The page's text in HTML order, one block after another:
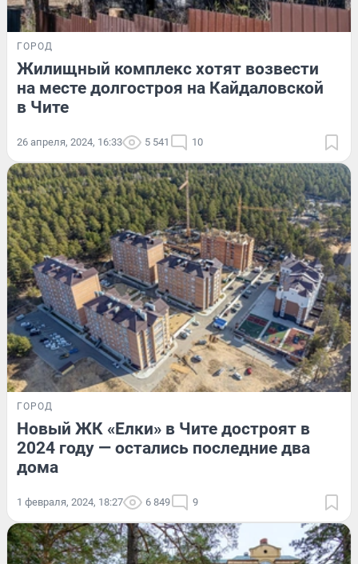
ГОРОД
Жилищный комплекс хотят возвести
на месте долгостроя на Кайдаловской
в Чите
26 апреля, 2024, 16:33 5 541 10
ГОРОД
Новый ЖК «Елки» в Чите достроят в
2024 году — остались последние два
дома
1 февраля, 2024, 18:27 6 849 9